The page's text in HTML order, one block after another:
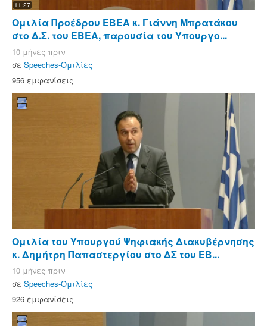
11:27
Ομιλία Προέδρου ΕΒΕΑ κ. Γιάννη Μπρατάκου
στο Δ.Σ. του ΕΒΕΑ, παρουσία του Υπουργο...
10 μήνες πριν
σε Speeches-Ομιλίες
956 εμφανίσεις
Ομιλία του Υπουργού Ψηφιακής Διακυβέρνησης
κ. Δημήτρη Παπαστεργίου στο ΔΣ του ΕΒ...
10 μήνες πριν
σε Speeches-Ομιλίες
926 εμφανίσεις